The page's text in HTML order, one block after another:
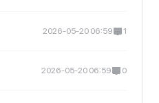
2026-05-20 06:59 1
2026-05-20 06:59 0